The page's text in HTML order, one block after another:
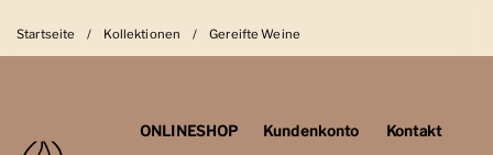
Startseite / Kollektionen / Gereifte Weine
ONLINESHOP
Kundenkonto
Kontakt